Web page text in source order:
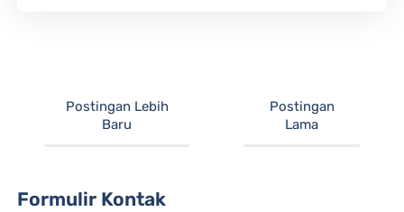
Postingan Lebih
Baru
Postingan
Lama
Formulir Kontak